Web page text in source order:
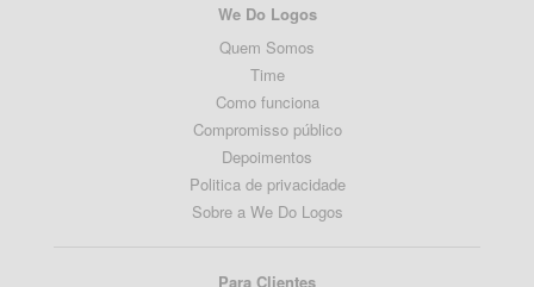
We Do Logos
Quem Somos
Time
Como funciona
Compromisso público
Depoimentos
Politica de privacidade
Sobre a We Do Logos
Para Clientes